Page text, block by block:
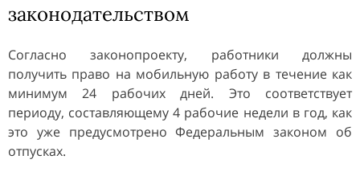
законодательством
Согласно законопроекту, работники должны
получить право на мобильную работу в течение как
минимум 24 рабочих дней. Это соответствует
периоду, составляющему 4 рабочие недели в год, как
это уже предусмотрено Федеральным законом об
отпусках.